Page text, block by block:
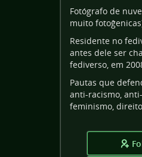
Fotógrafo de
muito
Residente no
antes dele ser
fediverso, em
Pautas que
anti-racismo,
feminismo,